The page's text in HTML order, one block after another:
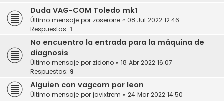
Duda VAG-COM Toledo mk1
Último mensaje por zoserone « 08 Jul 2022 12:46
Respuestas: 1
No encuentro la entrada para la máquina de
diagnosis
Último mensaje por zidono « 18 Abr 2022 16:07
Respuestas: 9
Alguien con vagcom por leon
Último mensaje por javixtrem « 24 Mar 2022 14:50